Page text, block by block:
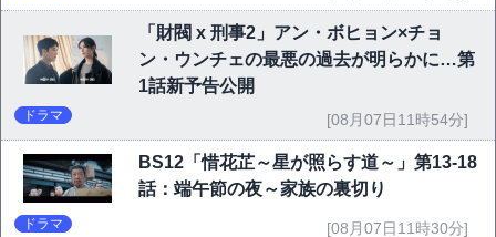
「財閥 x 刑事2」アン・ボヒョン×チョ
ン・ウンチェの最悪の過去が明らかに…第
1話新予告公開
ドラマ [08月07日11時54分]
BS12「惜花芷～星が照らす道～」第13-18
話：端午節の夜～家族の裏切り
ドラマ [08月07日11時30分]